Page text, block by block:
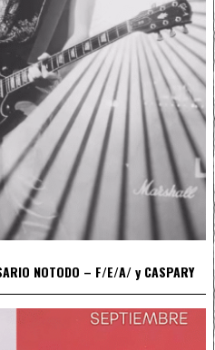
NOTODO – F/E/A/ y CASPARY